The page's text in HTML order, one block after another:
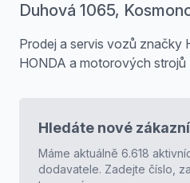
Duhová 1065,
Prodej a servis vozů značky
HONDA a motorových strojů
Hledáte nové
Máme aktuálně 6.618
dodavatele. Zadejte číslo,